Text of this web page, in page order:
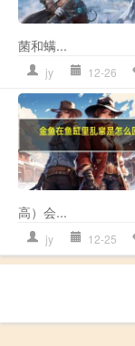
菌和螨...
jy 12-26
高）会...
jy 12-25